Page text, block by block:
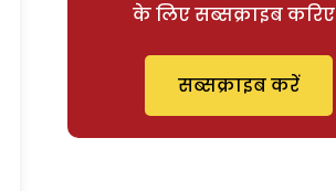
के लिए सब्सक्राइब करिए
सब्सक्राइब करें